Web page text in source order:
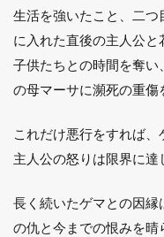
生活を強いたこと、二
に入れた直後の主人公
子供たちとの時間を奪い
の母マーサに瀕死の重傷
これだけ悪行をすれば
主人公の怒りは限界に達
長く続いたゲマとの因縁
の仇と今までの恨みを晴